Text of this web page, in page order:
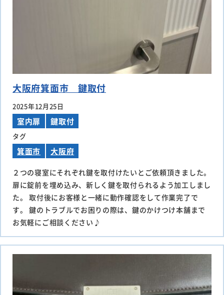
大阪府箕面市 鍵取付
2025年12月25日
室内扉 鍵取付
タグ
箕面市 大阪府
２つの寝室にそれぞれ鍵を取付けたいとご依頼頂きました。
扉に錠前を埋め込み、新しく鍵を取付られるよう加工しまし
た。 取付後にお客様と一緒に動作確認をして作業完了で
す。 鍵のトラブルでお困りの際は、鍵のかけつけ本舗まで
お気軽にご相談ください♪